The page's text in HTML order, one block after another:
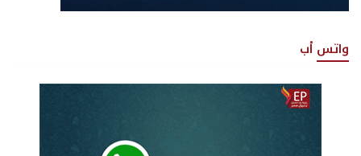
واتس أب